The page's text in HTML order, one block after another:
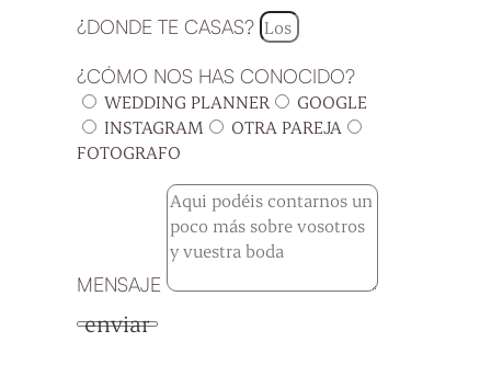
¿DONDE TE CASAS?
¿CÓMO NOS HAS CONOCIDO?
WEDDING PLANNER
GOOGLE
INSTAGRAM
OTRA PAREJA
FOTOGRAFO
MENSAJE
enviar